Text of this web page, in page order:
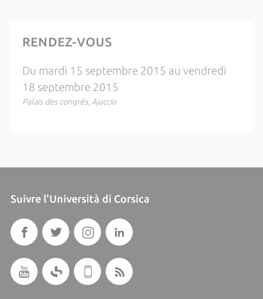
RENDEZ-VOUS
Du mardi 15 septembre 2015 au vendredi
18 septembre 2015
Palais des congrès, Ajaccio
Suivre l'Università di Corsica